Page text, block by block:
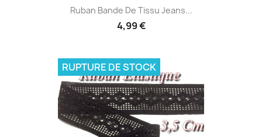
Ruban Bande De Tissu Jeans...
4,99 €
RUPTURE DE STOCK